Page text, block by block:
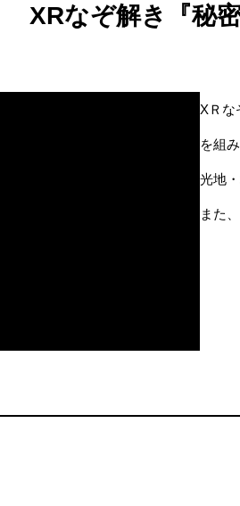
XRなぞ解き『秘
XＲな
を組
光地
また